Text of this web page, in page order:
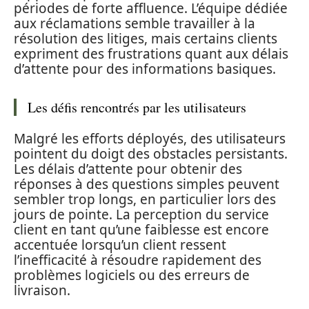
périodes de forte affluence. L’équipe dédiée
aux réclamations semble travailler à la
résolution des litiges, mais certains clients
expriment des frustrations quant aux délais
d’attente pour des informations basiques.
Les défis rencontrés par les utilisateurs
Malgré les efforts déployés, des utilisateurs
pointent du doigt des obstacles persistants.
Les délais d’attente pour obtenir des
réponses à des questions simples peuvent
sembler trop longs, en particulier lors des
jours de pointe. La perception du service
client en tant qu’une faiblesse est encore
accentuée lorsqu’un client ressent
l’inefficacité à résoudre rapidement des
problèmes logiciels ou des erreurs de
livraison.